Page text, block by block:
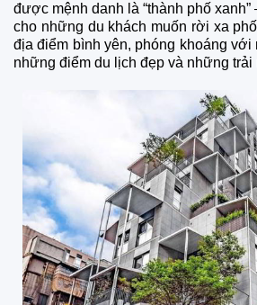
được mệnh danh là “thành phố
cho những du khách muốn rời xa
địa điểm bình yên, phóng khoáng với
những điểm du lịch đẹp và những trải